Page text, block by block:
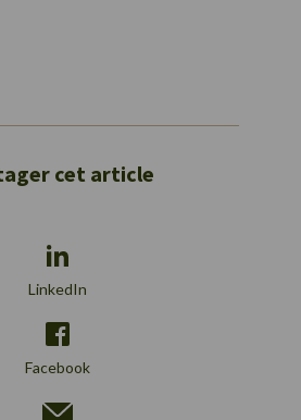
cet article
LinkedIn
Facebook